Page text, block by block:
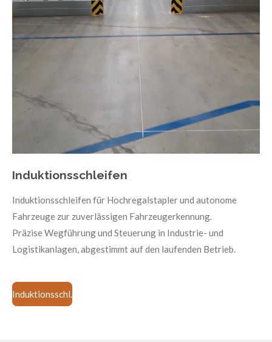
Induktionsschleifen
Induktionsschleifen für Hochregalstapler und autonome
Fahrzeuge zur zuverlässigen Fahrzeugerkennung.
Präzise Wegführung und Steuerung in Industrie- und
Logistikanlagen, abgestimmt auf den laufenden Betrieb.
Induktionsschl.